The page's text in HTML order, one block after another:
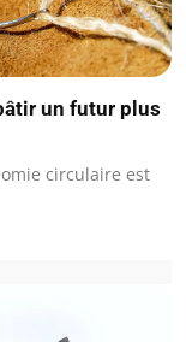
un futur plus
circulaire est